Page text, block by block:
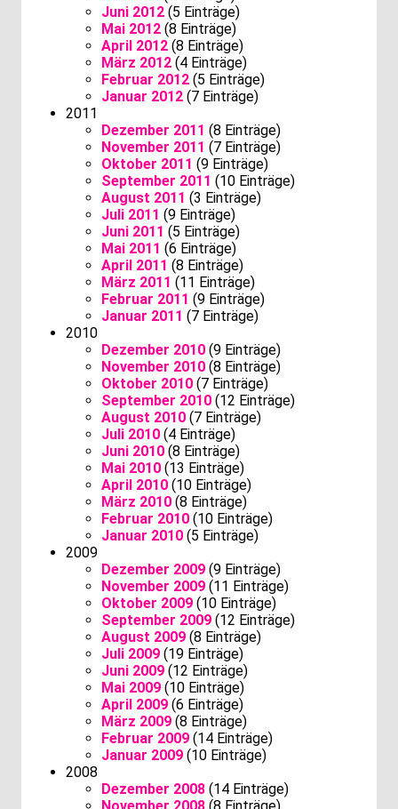
Juni 2012 (5 Einträge)
Mai 2012 (8 Einträge)
April 2012 (8 Einträge)
März 2012 (4 Einträge)
Februar 2012 (5 Einträge)
Januar 2012 (7 Einträge)
2011
Dezember 2011 (8 Einträge)
November 2011 (7 Einträge)
Oktober 2011 (9 Einträge)
September 2011 (10 Einträge)
August 2011 (3 Einträge)
Juli 2011 (9 Einträge)
Juni 2011 (5 Einträge)
Mai 2011 (6 Einträge)
April 2011 (8 Einträge)
März 2011 (11 Einträge)
Februar 2011 (9 Einträge)
Januar 2011 (7 Einträge)
2010
Dezember 2010 (9 Einträge)
November 2010 (8 Einträge)
Oktober 2010 (7 Einträge)
September 2010 (12 Einträge)
August 2010 (7 Einträge)
Juli 2010 (4 Einträge)
Juni 2010 (8 Einträge)
Mai 2010 (13 Einträge)
April 2010 (10 Einträge)
März 2010 (8 Einträge)
Februar 2010 (10 Einträge)
Januar 2010 (5 Einträge)
2009
Dezember 2009 (9 Einträge)
November 2009 (11 Einträge)
Oktober 2009 (10 Einträge)
September 2009 (12 Einträge)
August 2009 (8 Einträge)
Juli 2009 (19 Einträge)
Juni 2009 (12 Einträge)
Mai 2009 (10 Einträge)
April 2009 (6 Einträge)
März 2009 (8 Einträge)
Februar 2009 (14 Einträge)
Januar 2009 (10 Einträge)
2008
Dezember 2008 (14 Einträge)